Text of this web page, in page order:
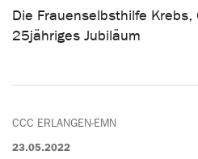
Die Frauenselbsthilfe
25jähriges Jubiläum
CCC ERLANGEN-EMN
23.05.2022